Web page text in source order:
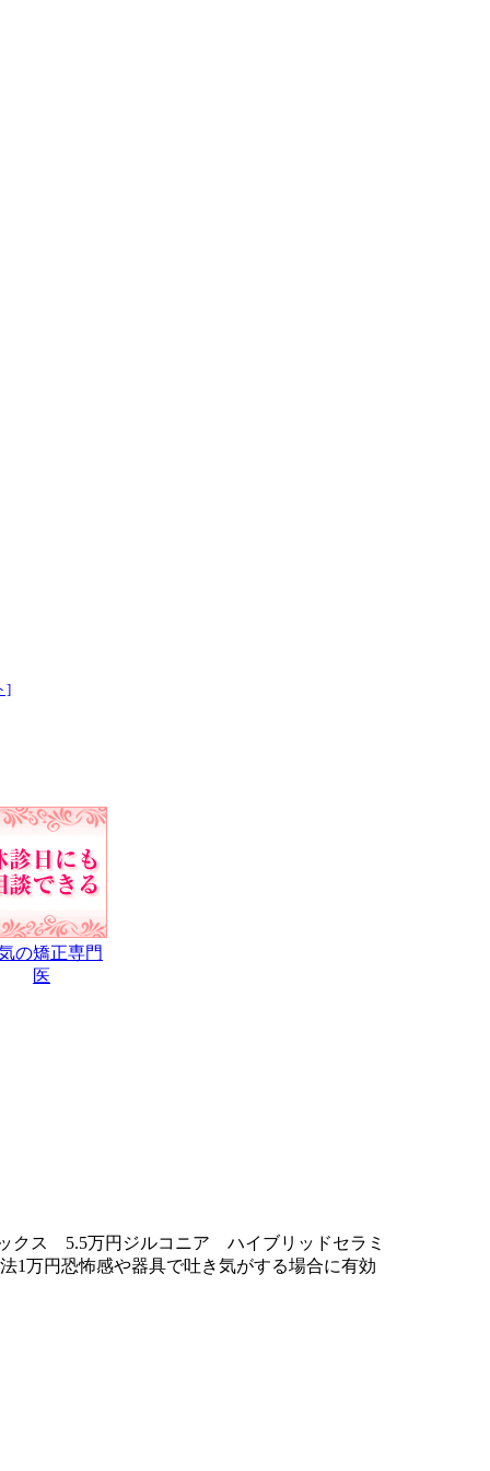
]
の矯正専門
医
ス 5.5万円ジルコニア ハイブリッドセラミ
1万円恐怖感や器具で吐き気がする場合に有効